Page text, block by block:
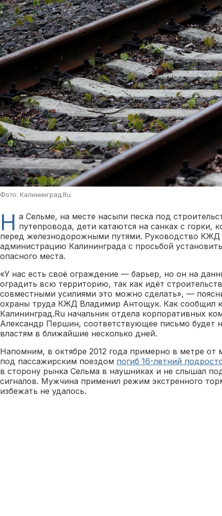
Фото: Калининград.Ru
Н а Сельме, на месте насыпи песка под
путепровода, дети катаются на санках с горки,
перед железнодорожными путями. Руководство КЖД
администрацию Калининграда с просьбой
опасного места.
«У нас есть своё ограждение — барьер, но он на
оградить всю территорию, так как идёт
совместными усилиями это можно сделать», —
охраны труда КЖД Владимир Антощук. Как сообщил
Калининград.Ru начальник отдела корпоративных
Александр Першин, соответствующее письмо будет
властям в ближайшие несколько дней.
Напомним, в октябре 2012 года примерно в метре от
под пассажирским поездом погиб 16-летний
в сторону рынка Сельма в наушниках и не слышал
сигналов. Мужчина применил режим экстренного
избежать не удалось.